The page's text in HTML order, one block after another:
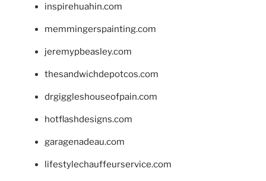
inspirehuahin.com
memmingerspainting.com
jeremypbeasley.com
thesandwichdepotcos.com
drgiggleshouseofpain.com
hotflashdesigns.com
garagenadeau.com
lifestylechauffeurservice.com